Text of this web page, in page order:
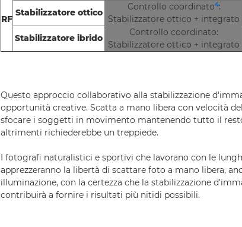
RF
Stabilizzatore ottico
Controllo coordinato4:
Stabilizzatore ottico + integrato
Stabilizzatore ibrido
Controllo coordinato:
Stabilizzatore ottico + integrato
Questo approccio collaborativo alla stabilizzazione
opportunità creative. Scatta a mano libera con velocità
sfocare i soggetti in movimento mantenendo tutto il
altrimenti richiederebbe un treppiede.
I fotografi naturalistici e sportivi che lavorano con le
apprezzeranno la libertà di scattare foto a mano libera,
illuminazione, con la certezza che la stabilizzazione
contribuirà a fornire i risultati più nitidi possibili.